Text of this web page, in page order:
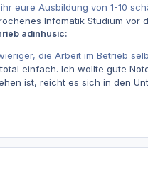
eure Ausbildung von 1-10
Infomatik Studium vor
adinhusic:
die Arbeit im Betrieb
einfach. Ich wollte gute
ist, reicht es sich in den